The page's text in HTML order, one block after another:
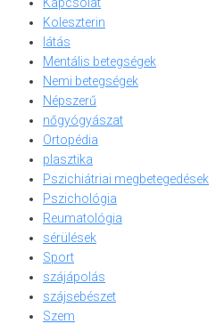
Koleszterin
látás
Mentális betegségek
Nemi betegségek
Népszerű
nőgyógyászat
Ortopédia
plasztika
Pszichiátriai megbetegedések
Pszichológia
Reumatológia
sérülések
Sport
szájápolás
szájsebészet
Szem